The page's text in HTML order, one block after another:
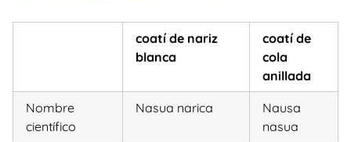
coatí de nariz
blanca
coatí de
cola
anillada
Nombre
científico
Nasua narica
Nausa
nasua